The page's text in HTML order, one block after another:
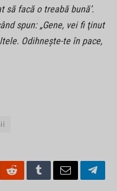
să facă o treabă bună’.
spun: „Gene, vei fi ţinut
Odihneşte-te în pace,
RedditTumblrEmail